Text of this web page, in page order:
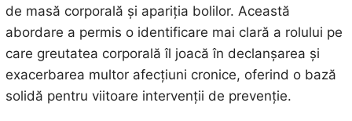
de masă corporală și apariția bolilor. Această
abordare a permis o identificare mai clară a rolului pe
care greutatea corporală îl joacă în declanșarea și
exacerbarea multor afecțiuni cronice, oferind o bază
solidă pentru viitoare intervenții de prevenție.